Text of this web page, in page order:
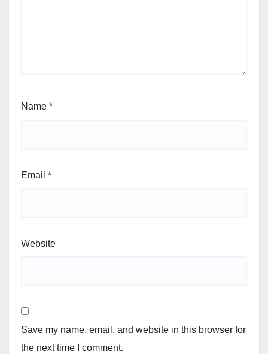
Name *
Email *
Website
Save my name, email, and website in this browser for
the next time I comment.